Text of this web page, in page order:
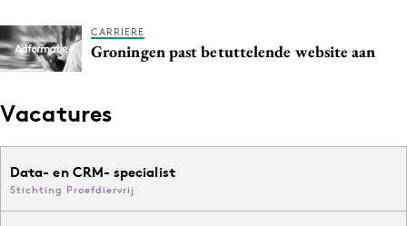
CARRIERE
Groningen past betuttelende website aan
Vacatures
Data- en CRM- specialist
Stichting Proefdiervrij